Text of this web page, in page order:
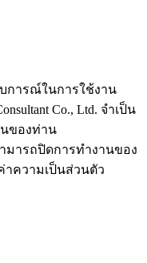
การณ์ในการใช้งาน
Co., Ltd. จำเป็น
ของท่าน
มารถปิดการทำงานของ
าความเป็นส่วนตัว